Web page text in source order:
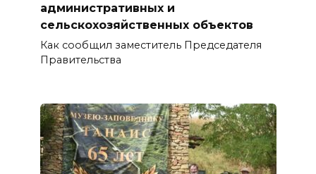
административных и
сельскохозяйственных объектов
Как сообщил заместитель Председателя
Правительства